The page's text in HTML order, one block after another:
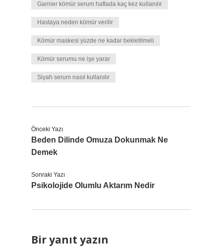
Garnier kömür serum haftada kaç kez kullanılır
Hastaya neden kömür verilir
Kömür maskesi yüzde ne kadar bekletilmeli
Kömür serumu ne işe yarar
Siyah serum nasıl kullanılır
Önceki Yazı
Beden Dilinde Omuza Dokunmak Ne
Demek
Sonraki Yazı
Psikolojide Olumlu Aktarım Nedir
Bir yanıt yazın